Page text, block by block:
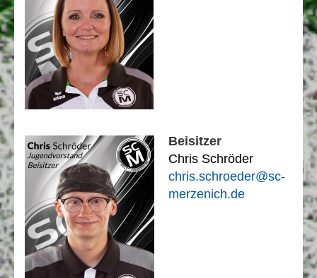
Beisitzer
Chris Schröder
chris.schroeder@sc-
merzenich.de